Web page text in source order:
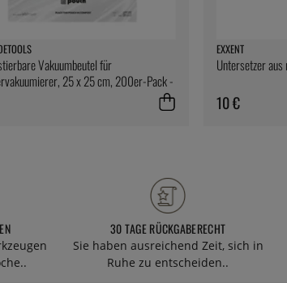
Vakuumbeutel für
25 x 25 cm, 200er-Pack -
EXXENT
Untersetzer
10 €
30 TAGE RÜCKGABERECHT
Sie haben ausreichend Zeit, sich in
Ruhe zu entscheiden..